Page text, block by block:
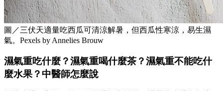
圖／三伏天適量吃西瓜可清涼解暑，但西瓜性寒涼，易生濕
氣。Pexels by Annelies Brouw
濕氣重吃什麼？濕氣重喝什麼茶？濕氣重不能吃什
麼水果？中醫師怎麼說